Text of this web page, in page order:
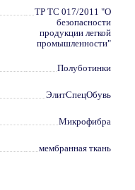
ТР ТС 017/2011 "О
безопасности
продукции легкой
промышленности"
Полуботинки
ЭлитСпецОбувь
Микрофибра
мембранная ткань